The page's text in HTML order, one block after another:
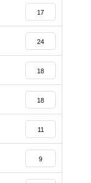
17
24
18
18
11
9